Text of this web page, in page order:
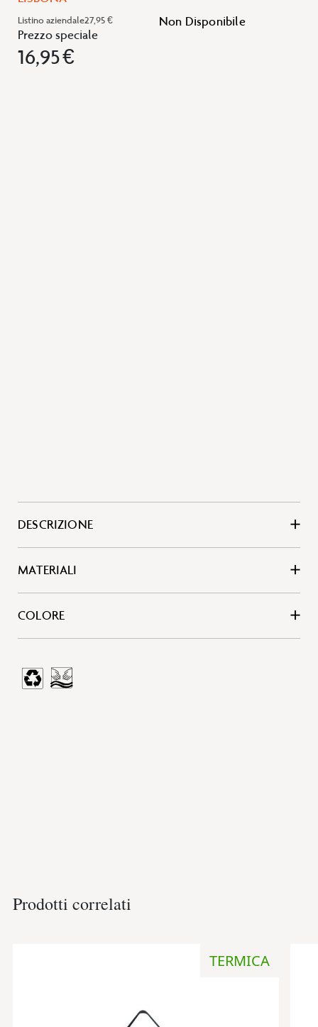
Listino aziendale27,95 €
Prezzo speciale
16,95 €
Non Disponibile
DESCRIZIONE
MATERIALI
COLORE
Prodotti correlati
TERMICAAggiungi